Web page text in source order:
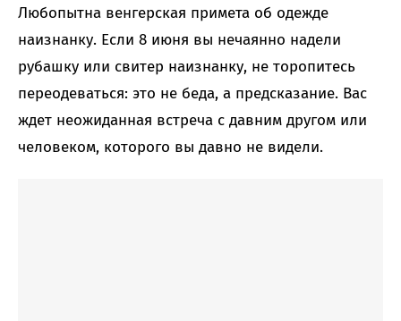
Любопытна венгерская примета об одежде
наизнанку. Если 8 июня вы нечаянно надели
рубашку или свитер наизнанку, не торопитесь
переодеваться: это не беда, а предсказание. Вас
ждет неожиданная встреча с давним другом или
человеком, которого вы давно не видели.